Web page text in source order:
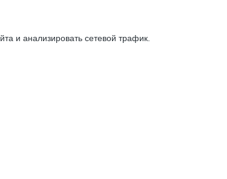
и анализировать сетевой трафик.